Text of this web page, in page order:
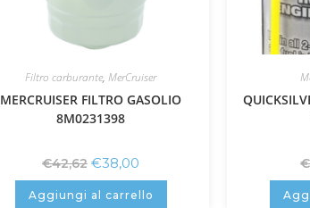
Filtro carburante, MerCruiser
MERCRUISER FILTRO GASOLIO
8M0231398
€42,62 €38,00
Aggiungi al carrello
€